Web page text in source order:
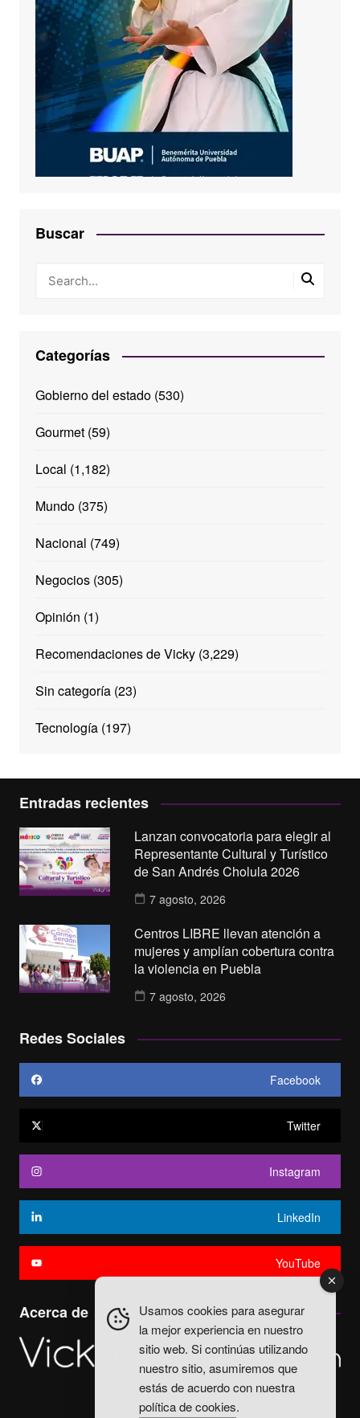
Buscar
Categorías
Gobierno del estado(530)
Gourmet(59)
Local (1,182)
Mundo(375)
Nacional (749)
Negocios(305)
Opinión (1)
Recomendaciones de Vicky(3,229)
Sin categoría(23)
Tecnología(197)
Entradas recientes
Lanzan convocatoria para elegir al
Representante Cultural y Turístico
de San Andrés Cholula 2026
7 agosto, 2026
Centros LIBRE llevan atención a
mujeres y amplían cobertura contra
la violencia en Puebla
7 agosto, 2026
Redes Sociales
Facebook
Twitter
Instagram
LinkedIn
YouTube
Acerca de
Usamos cookies para asegurar
la mejor experiencia en nuestro
sitio web. Si continúas utilizando
nuestro sitio, asumiremos que
estás de acuerdo con nuestra
política de cookies.